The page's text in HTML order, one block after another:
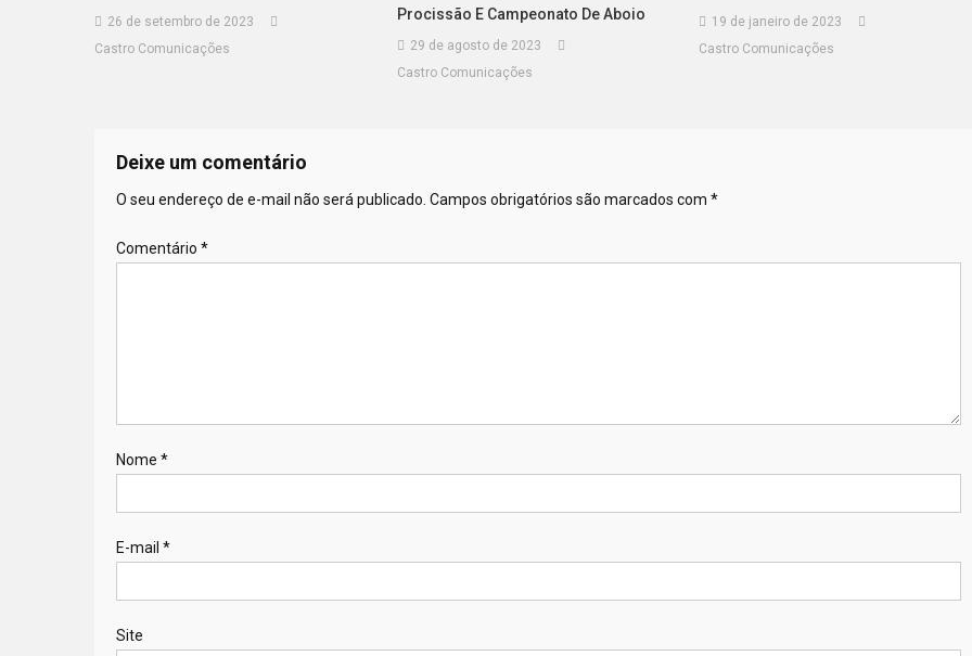
26 de setembro de 2023
Castro Comunicações
Procissão E Campeonato De Aboio
29 de agosto de 2023
Castro Comunicações
19 de janeiro de 2023
Castro Comunicações
Deixe um comentário
O seu endereço de e-mail não será publicado. Campos obrigatórios são marcados com *
Comentário *
Nome *
E-mail *
Site